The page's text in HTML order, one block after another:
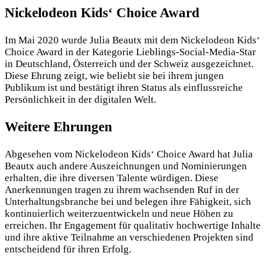
Nickelodeon Kids‘ Choice Award
Im Mai 2020 wurde Julia Beautx mit dem Nickelodeon Kids‘
Choice Award in der Kategorie Lieblings-Social-Media-Star
in Deutschland, Österreich und der Schweiz ausgezeichnet.
Diese Ehrung zeigt, wie beliebt sie bei ihrem jungen
Publikum ist und bestätigt ihren Status als einflussreiche
Persönlichkeit in der digitalen Welt.
Weitere Ehrungen
Abgesehen vom Nickelodeon Kids‘ Choice Award hat Julia
Beautx auch andere Auszeichnungen und Nominierungen
erhalten, die ihre diversen Talente würdigen. Diese
Anerkennungen tragen zu ihrem wachsenden Ruf in der
Unterhaltungsbranche bei und belegen ihre Fähigkeit, sich
kontinuierlich weiterzuentwickeln und neue Höhen zu
erreichen. Ihr Engagement für qualitativ hochwertige Inhalte
und ihre aktive Teilnahme an verschiedenen Projekten sind
entscheidend für ihren Erfolg.